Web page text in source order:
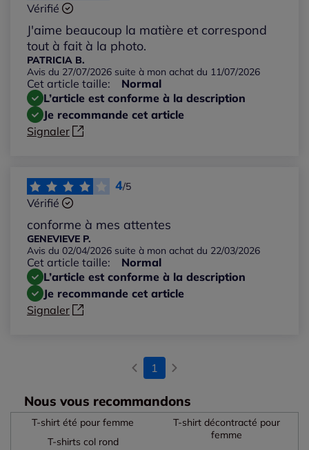
Les plus anciens
Notes les plus élevées
Notes les plus basses
Vérifié
J'aime beaucoup la matière et correspond
tout à fait à la photo.
PATRICIA B.
Avis du 27/07/2026 suite à mon achat du 11/07/2026
Cet article taille:
Normal
L’article est conforme à la description
Je recommande cet article
Signaler
4/5
Vérifié
conforme à mes attentes
GENEVIEVE P.
Avis du 02/04/2026 suite à mon achat du 22/03/2026
Cet article taille:
Normal
L’article est conforme à la description
Je recommande cet article
Signaler
1
Nous vous recommandons
T-shirt été pour femme
T-shirts col rond
T-shirt décontracté pour
femme